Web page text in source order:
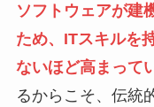
ソフトウェアが建
ため、ITスキルを
ないほど高まって
るからこそ、伝統